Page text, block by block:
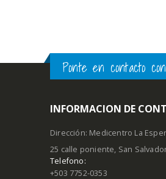
Ponte en contacto
INFORMACION DE
Dirección: Medicentro La
25 calle poniente, San
Telefono:
+503 7752-0353